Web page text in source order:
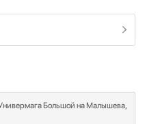
Большой на Малышева,